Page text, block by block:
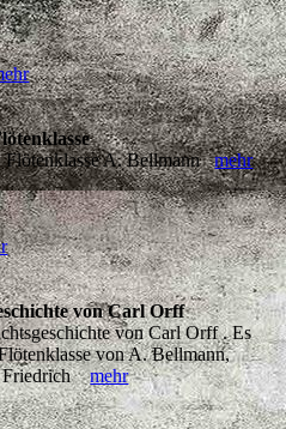
Flötenklasse A. Bellmannmehr
von Carl Orff
von Carl Orff . Es
von A. Bellmann,
Friedrichmehr